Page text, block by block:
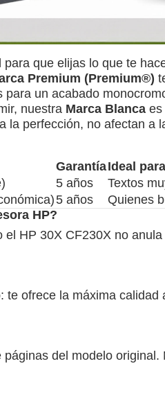
que elijas lo que te
Premium (Premium®)
un acabado
nuestra Marca Blanca es
perfección, no afectan a
GarantíaIdeal para
5 años
Textos
5 años
Quienes
HP?
HP 30X CF230X no
ofrece la máxima
del modelo